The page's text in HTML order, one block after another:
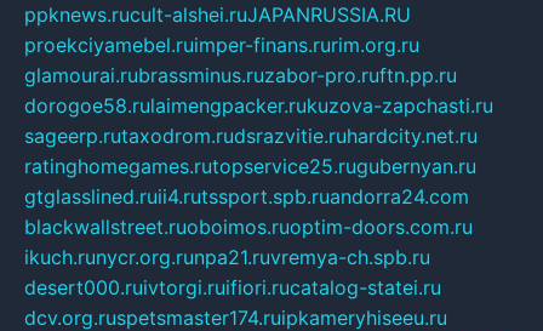
ppknews.rucult-alshei.ruJAPANRUSSIA.RU
proekciyamebel.ruimper-finans.rurim.org.ru
glamourai.rubrassminus.ruzabor-pro.ruftn.pp.ru
dorogoe58.rulaimengpacker.rukuzova-zapchasti.ru
sageerp.rutaxodrom.rudsrazvitie.ruhardcity.net.ru
ratinghomegames.rutopservice25.rugubernyan.ru
gtglasslined.ruii4.rutssport.spb.ruandorra24.com
blackwallstreet.ruoboimos.ruoptim-doors.com.ru
ikuch.runycr.org.runpa21.ruvremya-ch.spb.ru
desert000.ruivtorgi.ruifiori.rucatalog-statei.ru
dcv.org.ruspetsmaster174.ruipkameryhiseeu.ru